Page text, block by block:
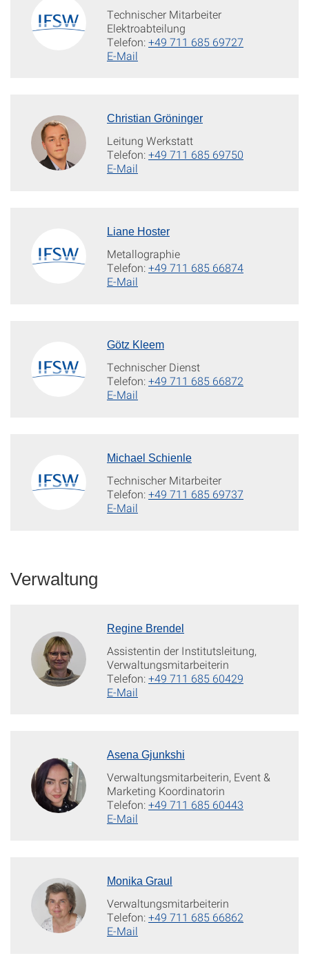
Technischer Mitarbeiter
Elektroabteilung
Telefon:+49 711 685 69727
E-Mail
Christian Gröninger
Leitung Werkstatt
Telefon:+49 711 685 69750
E-Mail
Liane Hoster
Metallographie
Telefon:+49 711 685 66874
E-Mail
Götz Kleem
Technischer Dienst
Telefon:+49 711 685 66872
E-Mail
Michael Schienle
Technischer Mitarbeiter
Telefon:+49 711 685 69737
E-Mail
Verwaltung
Regine Brendel
Assistentin der Institutsleitung,
Verwaltungsmitarbeiterin
Telefon:+49 711 685 60429
E-Mail
Asena Gjunkshi
Verwaltungsmitarbeiterin, Event &
Marketing Koordinatorin
Telefon:+49 711 685 60443
E-Mail
Monika Graul
Verwaltungsmitarbeiterin
Telefon:+49 711 685 66862
E-Mail